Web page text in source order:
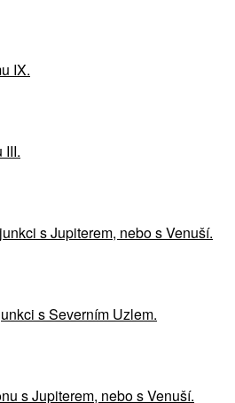
IX.
III.
s Jupiterem, nebo s Venuší.
s Severním Uzlem.
s Jupiterem, nebo s Venuší.